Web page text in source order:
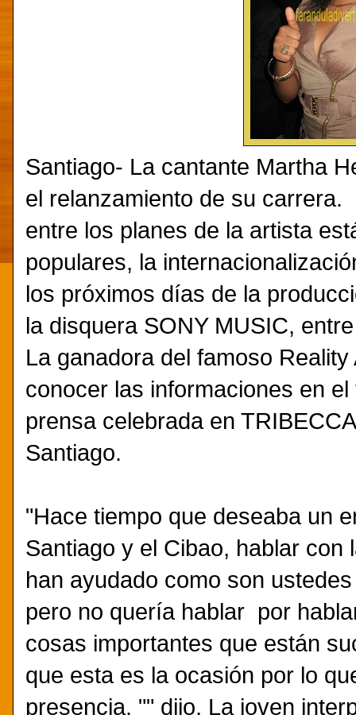
Santiago- La cantante Martha
el relanzamiento de su carrera.
entre los planes de la artista
populares, la
los próximos días de la
la disquera SONY MUSIC,
La ganadora del famoso
conocer las informaciones en
prensa celebrada en
Santiago.
"Hace tiempo que deseaba un
Santiago y el Cibao, hablar con
han ayudado como son
pero no quería hablar por
cosas importantes que están
que esta es la ocasión por lo
presencia. "" dijo, La joven